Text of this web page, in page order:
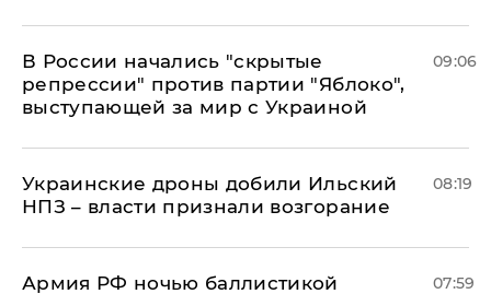
В России начались "скрытые
репрессии" против партии "Яблоко",
выступающей за мир с Украиной
09:06
Украинские дроны добили Ильский
НПЗ – власти признали возгорание
08:19
Армия РФ ночью баллистикой 07:59